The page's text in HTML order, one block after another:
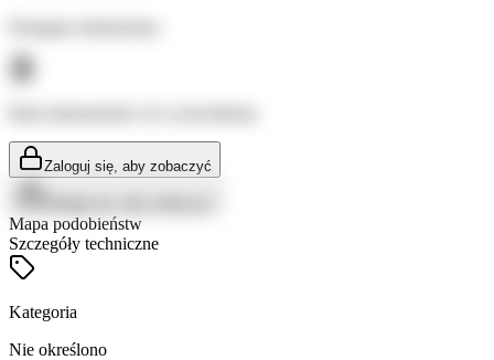
Zaloguj się, aby zobaczyć
Mapa podobieństw
Szczegóły techniczne
Kategoria
Nie określono